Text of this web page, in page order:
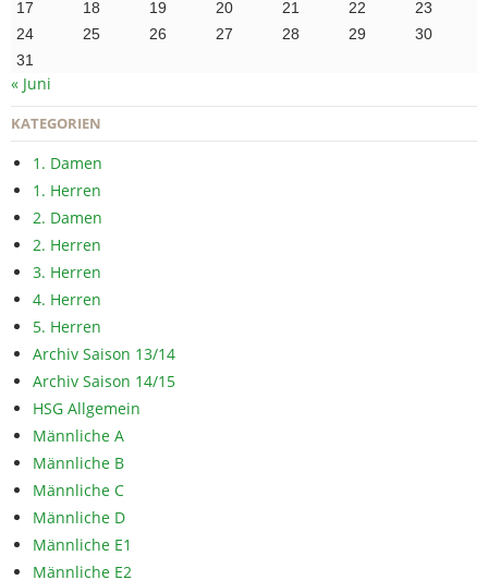
17
18 19 20 21 22
23
24
25 26 27 28 29
30
31
« Juni
KATEGORIEN
1. Damen
1. Herren
2. Damen
2. Herren
3. Herren
4. Herren
5. Herren
Archiv Saison 13/14
Archiv Saison 14/15
HSG Allgemein
Männliche A
Männliche B
Männliche C
Männliche D
Männliche E1
Männliche E2